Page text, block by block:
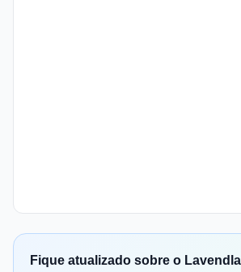
Fique atualizado sobre o Lavendla